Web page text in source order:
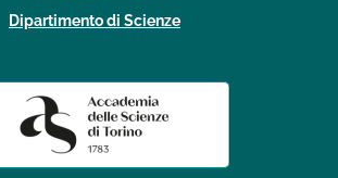
Dipartimento di Scienze